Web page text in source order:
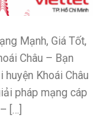
Mạnh, Giá Tốt,
Châu – Bạn
Khoái Châu
pháp mạng cáp
[…]